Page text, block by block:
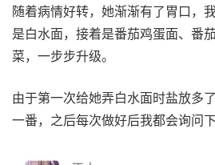
随着病情好转，她渐渐有了胃口
是白水面，接着是番茄鸡蛋面、番
菜，一步步升级。
由于第一次给她弄白水面时盐放多
一番，之后每次做好后我都会询问